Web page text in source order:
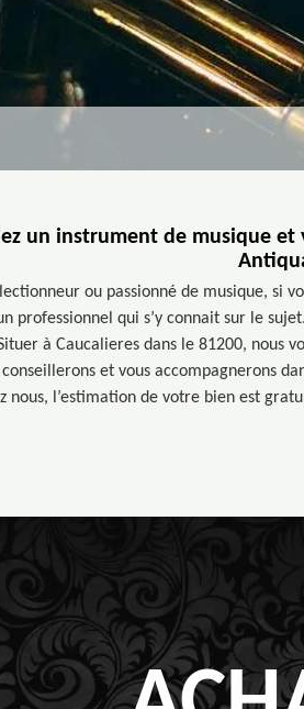
un instrument de musique
ou passionné de musique, si
professionnel qui s’y connait sur le
à Caucalieres dans le 81200, nous
conseillerons et vous accompagnerons
nous, l’estimation de votre bien est